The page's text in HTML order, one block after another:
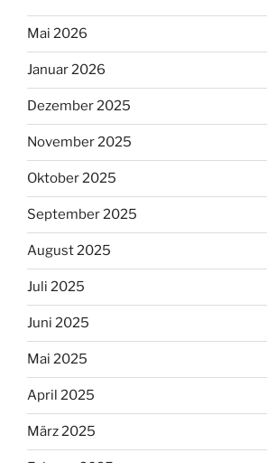
Mai 2026
Januar 2026
Dezember 2025
November 2025
Oktober 2025
September 2025
August 2025
Juli 2025
Juni 2025
Mai 2025
April 2025
März 2025